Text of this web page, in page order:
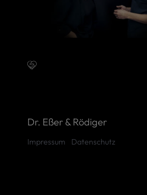
Dr. Eßer & Rödiger
Impressum Datenschutz